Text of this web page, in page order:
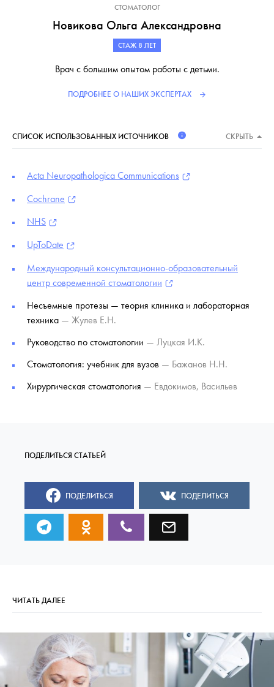
СТОМАТОЛОГ
Новикова Ольга Александровна
СТАЖ 8 ЛЕТ
Врач с большим опытом работы с детьми.
ПОДРОБНЕЕ О НАШИХ ЭКСПЕРТАХ
СПИСОК ИСПОЛЬЗОВАННЫХ ИСТОЧНИКОВ СКРЫТЬ
Acta Neuropathologica Communications
Cochrane
NHS
UpToDate
Международный консультационно-образовательный
центр современной стоматологии
Несъемные протезы — теория клиника и лабораторная
техника — Жулев Е.Н.
Руководство по стоматологии — Луцкая И.К.
Стоматология: учебник для вузов — Бажанов Н.Н.
Хирургическая стоматология — Евдокимов, Васильев
ПОДЕЛИТЬСЯ ПОДЕЛИТЬСЯ
ЧИТАТЬ ДАЛЕЕ